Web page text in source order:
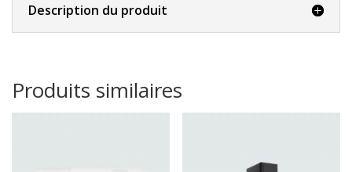
Description du produit
Produits similaires